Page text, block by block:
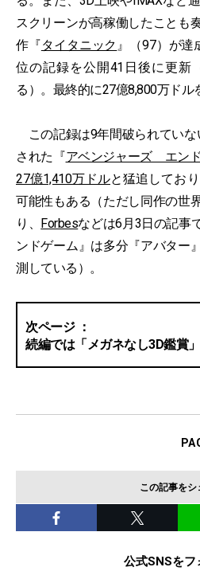
スクリーンが高稼働したことも
作『タイタニック 』（97）が達
位の記録を公開41日後に更新
る）。最終的に27億8,800万ドル
この記録は9年間破られていな
された『アベンジャーズ エン
27億1,410万ドルと猛追してお
可能性もある（ただし同作の世
り、 Forbesなどは6月3日の記
ンドゲーム』は多分『アバター
測している）。
続編では「メガネなし3D鑑賞
この記事をシ
公式SNSをフ